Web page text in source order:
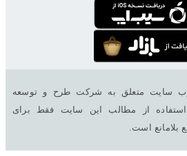
وب سایت متعلق به شرکت طرح و توسعه
از مطالب این سایت فقط برای
بلامانع است.